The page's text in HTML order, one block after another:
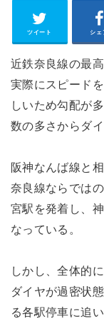
ツイート シェ
近鉄奈良線の最
実際にスピード
しいため勾配が
数の多さからダ
阪神なんば線と
奈良線ならでは
宮駅を発着し、
なっている。
しかし、全体的
ダイヤが過密状
る各駅停車に追